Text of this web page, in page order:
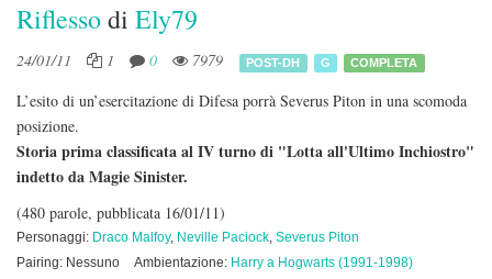
Riflessodi Ely79
24/01/11 1 0 7979 POST-DH G COMPLETA
L’esito di un’esercitazione di Difesa porrà Severus Piton in una scomoda
posizione.
Storia prima classificata al IV turno di "Lotta all'Ultimo Inchiostro"
indetto da Magie Sinister.
(480 parole, pubblicata 16/01/11)
Personaggi: Draco Malfoy, Neville Paciock, Severus Piton
Pairing: Nessuno
Ambientazione: Harry a Hogwarts (1991-1998)